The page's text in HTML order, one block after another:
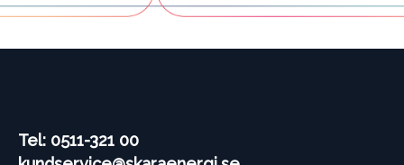
Tel: 0511-321 00